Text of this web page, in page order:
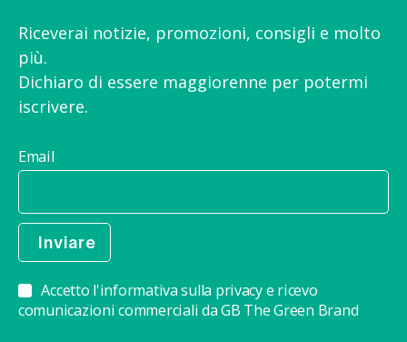
Riceverai notizie, promozioni, consigli e molto
più.
Dichiaro di essere maggiorenne per potermi
iscrivere.
Email
Accetto l'informativa sulla privacy e ricevo
comunicazioni commerciali da GB The Green Brand